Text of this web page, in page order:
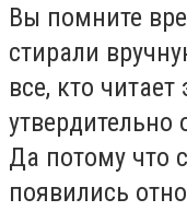
Вы помните
стирали
все, кто
утвердительно
Да потому что
появились